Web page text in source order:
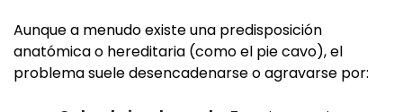
Aunque a menudo existe una predisposición
anatómica o hereditaria (como el pie cavo), el
problema suele desencadenarse o agravarse por: